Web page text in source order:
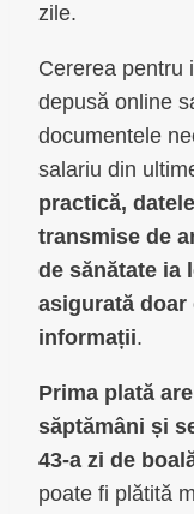
zile.
Cererea pentru
depusă online
documentele
salariu din
practică,
transmise de
de sănătate ia
asigurată doar
informații.
Prima plată
săptămâni și
43-a zi de
poate fi plătită